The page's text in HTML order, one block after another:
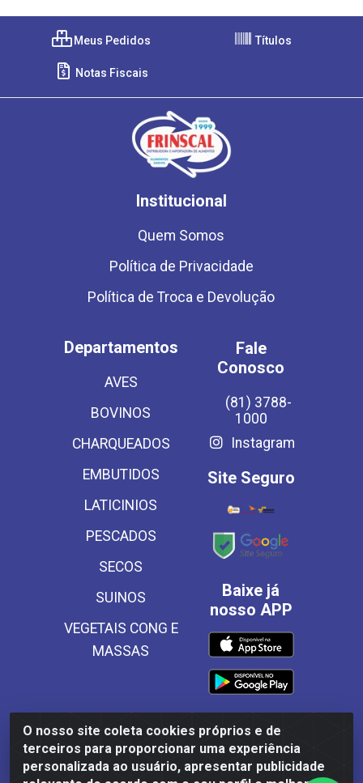
O nosso site coleta cookies próprios e de
terceiros para proporcionar uma experiência
personalizada ao usuário, apresentar publicidade
Meus Pedidos Títulos
Notas Fiscais
Institucional
Quem Somos
Política de Privacidade
Política de Troca e Devolução
Departamentos
AVES
BOVINOS
CHARQUEADOS
EMBUTIDOS
LATICINIOS
PESCADOS
SECOS
SUINOS
VEGETAIS CONG E
MASSAS
Fale
Conosco
(81) 3788-
1000
Instagram
Site Seguro
Baixe já
nosso APP
Frinscal - Distribuidora e Importadora de Alimentos LTDA -
Rodovia BR 101 Sul Km 187, 310 Galpão - Santa Rosa,
Palmares/PE - CEP 55540-000 - CNPJ 03.504.437/0001-50